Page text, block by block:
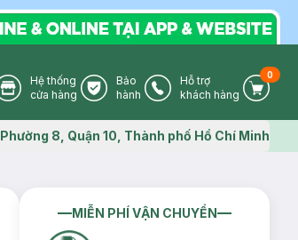
Store Icon
Hệ thống
cửa hàng
Warranty Icon
Bảo
hành
Phone Icon
Hỗ trợ
khách hàng
Cart
0
Map icon
Phường 8, Quận 10, Thành phố Hồ Chí Minh
MIỄN PHÍ VẬN CHUYỂN